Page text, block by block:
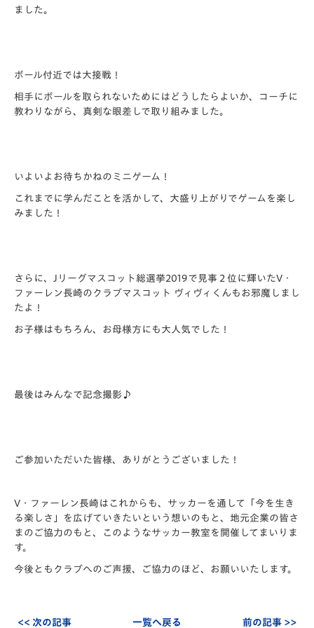
ました。
ボール付近では大接戦！
相手にボールを取られないためにはどうしたらよいか、コーチに
教わりながら、真剣な眼差しで取り組みました。
いよいよお待ちかねのミニゲーム！
これまでに学んだことを活かして、大盛り上がりでゲームを楽し
みました！
さらに、Jリーグマスコット総選挙2019で見事２位に輝いたV・
ファーレン長崎のクラブマスコット ヴィヴィくんもお邪魔しまし
たよ！
お子様はもちろん、お母様方にも大人気でした！
最後はみんなで記念撮影♪
ご参加いただいた皆様、ありがとうございました！
V・ファーレン長崎はこれからも、サッカーを通して「今を生き
る楽しさ」を広げていきたいという想いのもと、地元企業の皆さ
まのご協力のもと、このようなサッカー教室を開催してまいりま
す。
今後ともクラブへのご声援、ご協力のほど、お願いいたします。
<< 次の記事 一覧へ戻る 前の記事 >>